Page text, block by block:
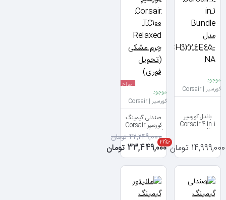
موجود
کورسیر | Corsair
باندل کورسیر
Corsair 4 in 1
14,999,000 تومان
حراج
موجود
کورسیر | Corsair
صندلی گیمینگ
کورسیر Corsair
TC100 Relaxed
چرم مشکی (تحویل
فوری)
-21% 33,449,000 تومان
42,249,000 تومان